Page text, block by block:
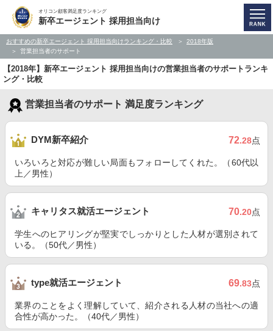
オリコン顧客満足度ランキング
新卒エージェント 採用担当向け
おすすめの新卒エージェント 採用担当向けランキング・比較
2018年版
営業担当者のサポート
【2018年】新卒エージェント 採用担当向けの営業担当者のサポートランキ
ング・比較
営業担当者のサポート 満足度ランキング
DYM新卒紹介 72.28点
いろいろと対応が難しい局面もフォローしてくれた。（60代以
上／男性）
キャリタス就活エージェント 70.20点
学生へのヒアリングが堅実でしっかりとした人材が選別されて
いる。（50代／男性）
type就活エージェント 69.83点
業界のことをよく理解していて、紹介される人材の当社への適
合性が高かった。（40代／男性）